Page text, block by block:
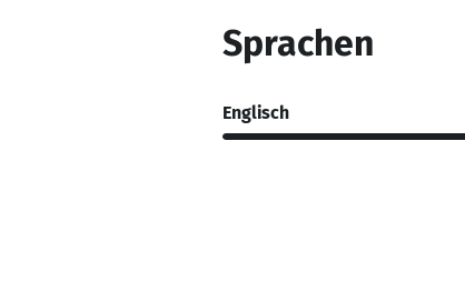
Sprachen
Englisch